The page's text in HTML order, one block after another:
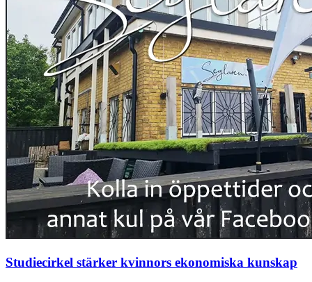
Studiecirkel stärker kvinnors ekonomiska kunskap